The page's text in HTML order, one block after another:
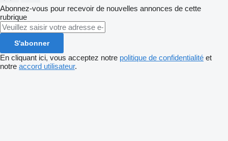
Abonnez-vous pour recevoir de nouvelles annonces de cette
rubrique
S'abonner
En cliquant ici, vous acceptez notre politique de confidentialité et
notre accord utilisateur.